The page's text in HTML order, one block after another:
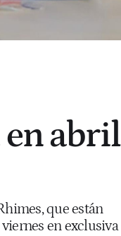
en abril
que están
en exclusiva